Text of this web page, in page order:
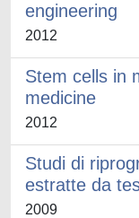
engineering
2012
Stem cells in
medicine
2012
Studi di
estratte da
2009